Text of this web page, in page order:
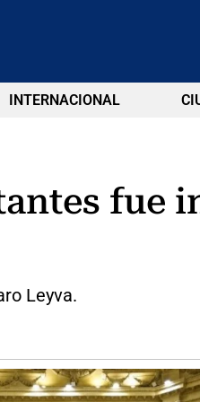
INTERNACIONAL
fue
Leyva.